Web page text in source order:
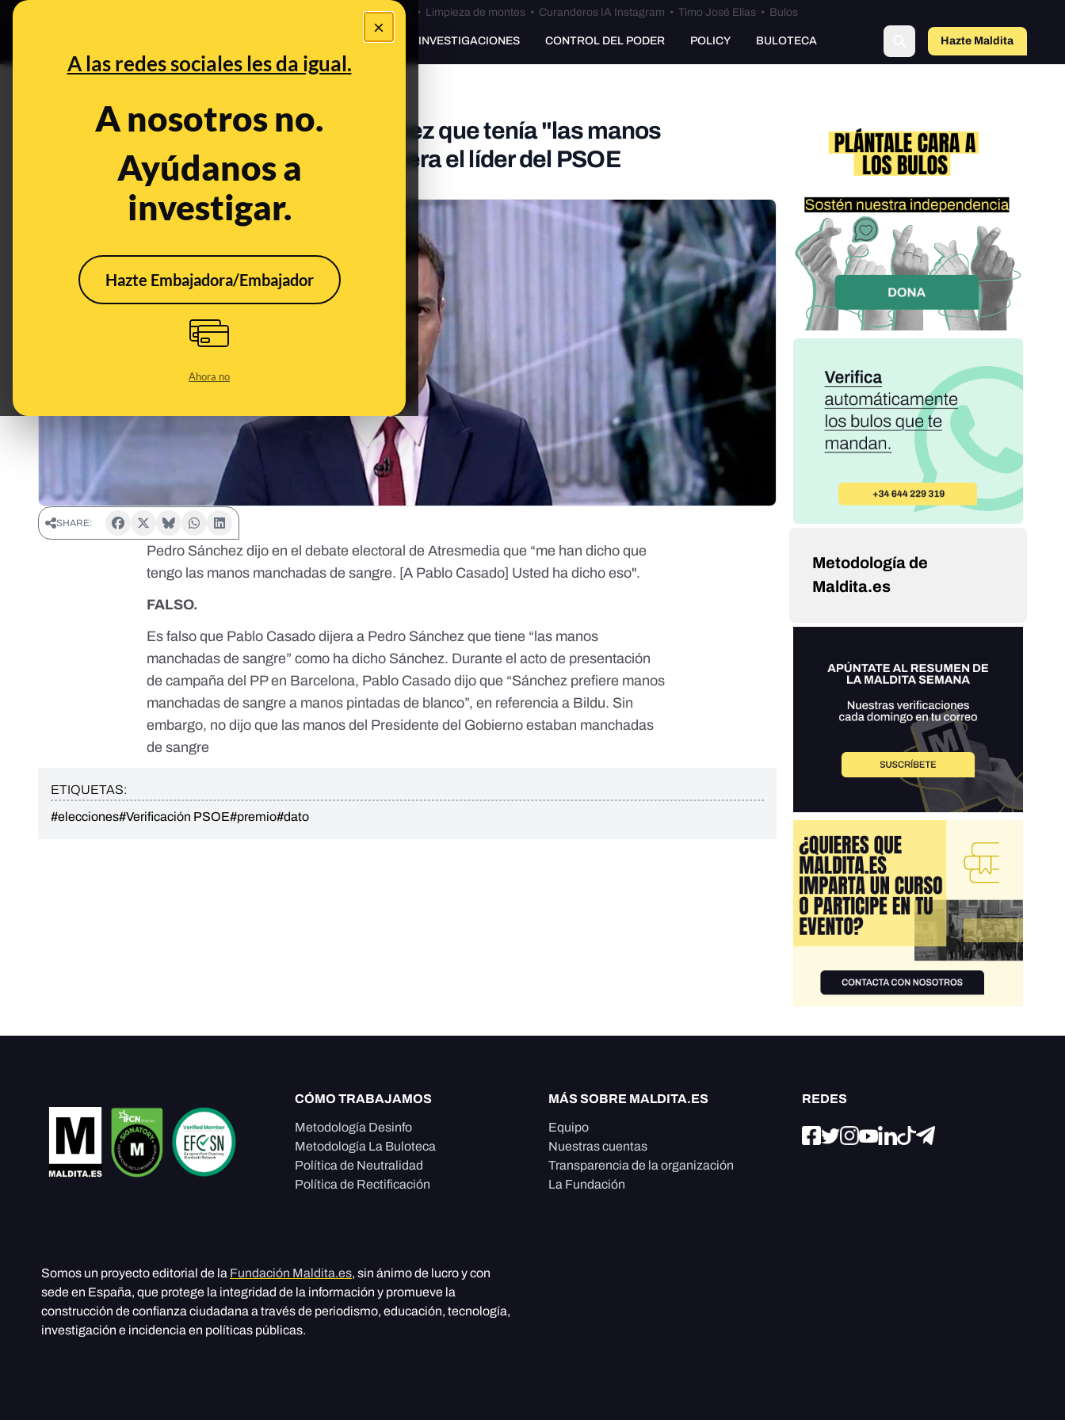
×
A las redes sociales les da igual.
A nosotros no.
Ayúdanos a
investigar.
Hazte Embajadora/Embajador
Ahora no
Bulos Ceuta • Limpieza de montes• Curanderos IA Instagram • Timo José Elías• Bulos
PREBUNKING INVESTIGACIONES CONTROL DEL PODER POLICY BULOTECA Hazte Maldita
Es falso que Casado dijera a Sánchez que tenía "las manos
manchadas de sangre" como asevera el líder del PSOE
Apr 23, 2019, 8:39:49 PM
SHARE:
Pedro Sánchez dijo en el debate electoral de Atresmedia que “me han dicho que
tengo las manos manchadas de sangre. [A Pablo Casado] Usted ha dicho eso".
FALSO.
Es falso que Pablo Casado dijera a Pedro Sánchez que tiene “las manos
manchadas de sangre” como ha dicho Sánchez. Duranteel acto de presentación
de campaña del PP en Barcelona, Pablo Casado dijo que “Sánchez prefiere manos
manchadas de sangre a manos pintadas de blanco”, en referencia a Bildu. Sin
embargo, no dijo que las manos del Presidente del Gobierno estaban manchadas
de sangre
ETIQUETAS:
#elecciones#Verificación PSOE#premio#dato
Metodología de
Maldita.es
CÓMO TRABAJAMOS
Metodología Desinfo
Metodología La Buloteca
Política de Neutralidad
Política de Rectificación
MÁS SOBRE MALDITA.ES
Equipo
Nuestras cuentas
Transparencia de la organización
La Fundación
REDES
Somos un proyecto editorial de la Fundación Maldita.es, sin ánimo de lucro y con
sede en España, que protege la integridad de la información y promueve la
construcción de confianza ciudadana a través de periodismo, educación, tecnología,
investigación e incidencia en políticas públicas.